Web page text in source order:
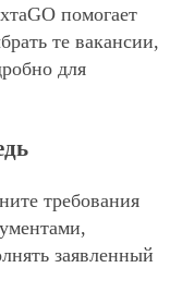
помогает
те вакансии,
для
требования
заявленный